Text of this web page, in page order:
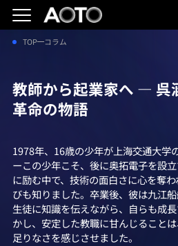
TOP コラム
教師から起業家へ ― 呉
革命の物語
1978年、16歳の少年が上海交通大学
ーこの少年こそ、後に奥拓電子を設
に励む中で、技術の面白さに心を奪
びも知りました。卒業後、彼は九江船
生徒に知識を伝えながら、自らも成
かし、安定した教職に甘んじること
足りなさを感じさせました。